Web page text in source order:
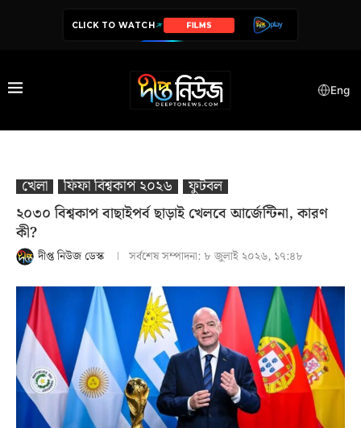
CLICK TO WATCH SERIES
Eng
খেলা ফিফা বিশ্বকাপ ২০২৬
ফুটবল
২০৩০ বিশ্বকাপ বাছাইপর্ব ছাড়াই খেলবে আর্জেন্টিনা, কারণ
কী?
দীপ্ত নিউজ ডেস্ক সর্বশেষ সম্পাদনা: ৮ জুলাই ২০২৬, ১৭:৪৮